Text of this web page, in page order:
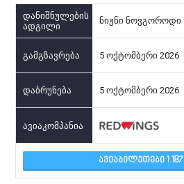
ნიჟნი ნოვგოროდი
5 ოქტომბერი 2026
5 ოქტომბერი 2026
ᲐᲕᲘᲐᲑᲘᲚᲔᲗᲔᲑᲘ 1 187